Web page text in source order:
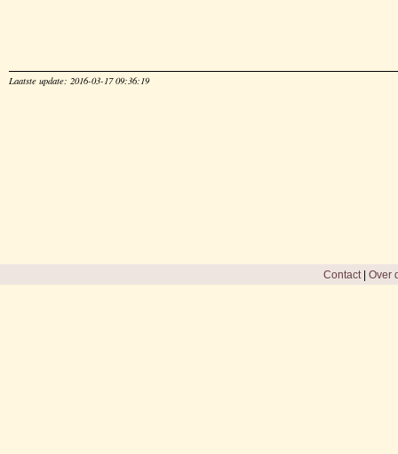
Laatste update: 2016-03-17 09:36:19
Contact| Over